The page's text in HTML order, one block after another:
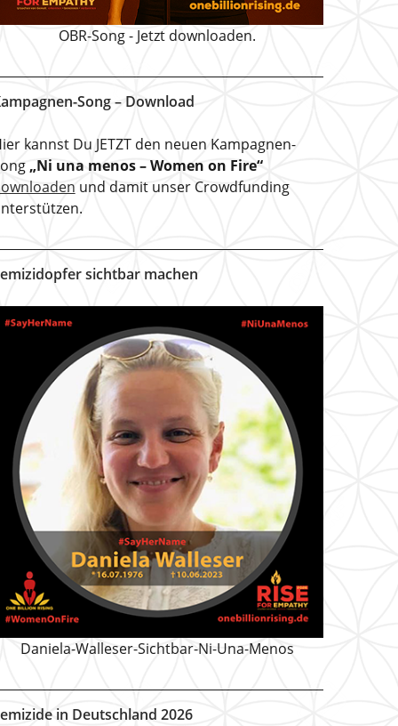
OBR-Song - Jetzt downloaden.
Song – Download
kannst Du JETZT den neuen Kampagnen-
„Ni una menos – Women on Fire“
und damit unser Crowdfunding
sichtbar machen
Daniela-Walleser-Sichtbar-Ni-Una-Menos
in Deutschland 2026